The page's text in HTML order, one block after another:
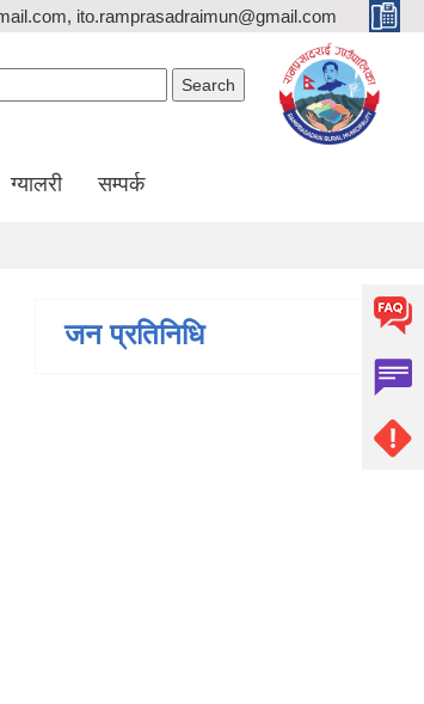
ito.ramprasadraimun@gmail.com
ग्यालरी सम्पर्क
जन प्रतिनिधि